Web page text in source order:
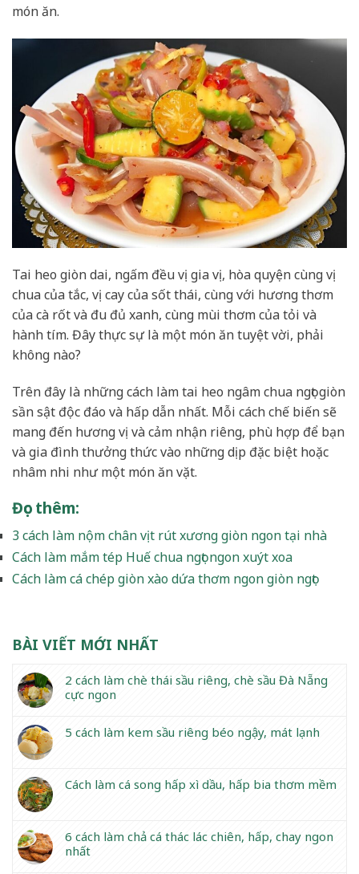
BÀI VIẾT MỚI NHẤT
2 cách làm chè thái sầu riêng, chè sầu Đà Nẵng
cực ngon
5 cách làm kem sầu riêng béo ngậy, mát lạnh
Cách làm cá song hấp xì dầu, hấp bia thơm mềm
6 cách làm chả cá thác lác chiên, hấp, chay ngon
nhất
món ăn.
Tai heo giòn dai, ngấm đều vị gia vị, hòa quyện cùng vị
chua của tắc, vị cay của sốt thái, cùng với hương thơm
của cà rốt và đu đủ xanh, cùng mùi thơm của tỏi và
hành tím. Đây thực sự là một món ăn tuyệt vời, phải
không nào?
Trên đây là những cách làm tai heo ngâm chua ngọt giòn
sần sật độc đáo và hấp dẫn nhất. Mỗi cách chế biến sẽ
mang đến hương vị và cảm nhận riêng, phù hợp để bạn
và gia đình thưởng thức vào những dịp đặc biệt hoặc
nhâm nhi như một món ăn vặt.
Đọc thêm:
3 cách làm nộm chân vịt rút xương giòn ngon tại nhà
Cách làm mắm tép Huế chua ngọt ngon xuýt xoa
Cách làm cá chép giòn xào dứa thơm ngon giòn ngọt